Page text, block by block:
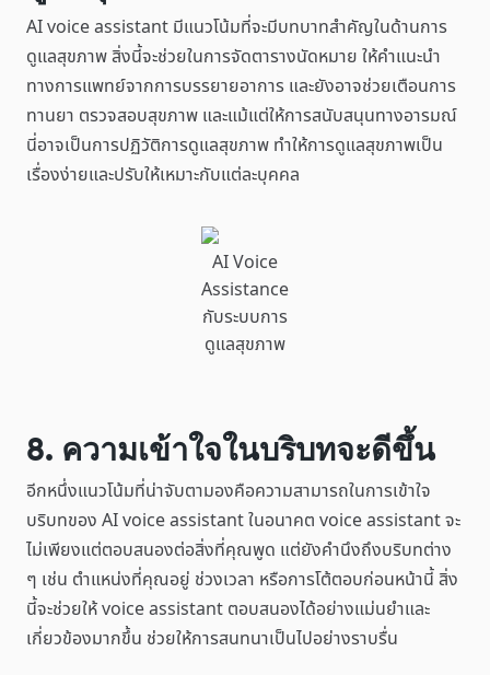
AI voice assistant มีแนวโน้มที่จะมีบทบาทสำคัญในด้านการ
ดูแลสุขภาพ สิ่งนี้จะช่วยในการจัดตารางนัดหมาย ให้คำแนะนำ
ทางการแพทย์จากการบรรยายอาการ และยังอาจช่วยเตือนการ
ทานยา ตรวจสอบสุขภาพ และแม้แต่ให้การสนับสนุนทางอารมณ์
นี่อาจเป็นการปฏิวัติการดูแลสุขภาพ ทำให้การดูแลสุขภาพเป็น
เรื่องง่ายและปรับให้เหมาะกับแต่ละบุคคล
AI Voice
Assistance
กับระบบการ
ดูแลสุขภาพ
8. ความเข้าใจในบริบทจะดีขึ้น
อีกหนึ่งแนวโน้มที่น่าจับตามองคือความสามารถในการเข้าใจ
บริบทของ AI voice assistant ในอนาคต voice assistant จะ
ไม่เพียงแต่ตอบสนองต่อสิ่งที่คุณพูด แต่ยังคำนึงถึงบริบทต่าง
ๆ เช่น ตำแหน่งที่คุณอยู่ ช่วงเวลา หรือการโต้ตอบก่อนหน้านี้ สิ่ง
นี้จะช่วยให้ voice assistant ตอบสนองได้อย่างแม่นยำและ
เกี่ยวข้องมากขึ้น ช่วยให้การสนทนาเป็นไปอย่างราบรื่น